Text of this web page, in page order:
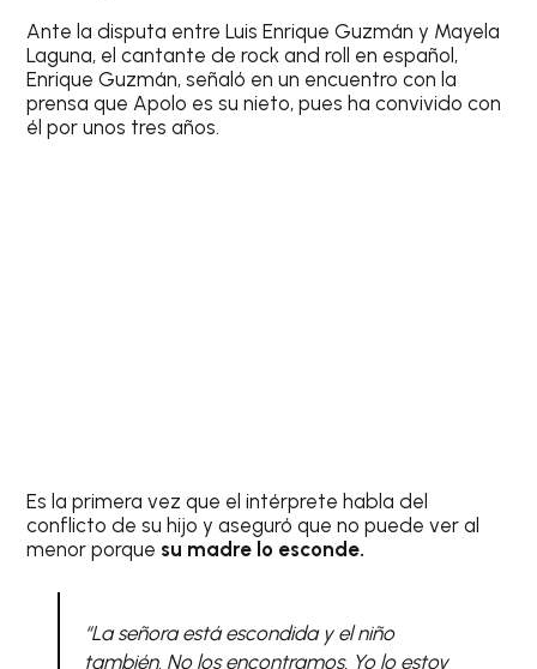
Ante la disputa entre Luis Enrique Guzmán y Mayela
Laguna, el cantante de rock and roll en español,
Enrique Guzmán, señaló en un encuentro con la
prensa que Apolo es su nieto, pues ha convivido con
él por unos tres años.
Es la primera vez que el intérprete habla del
conflicto de su hijo y aseguró que no puede ver al
menor porque su madre lo esconde.
“La señora está escondida y el niño
también. No los encontramos. Yo lo estoy